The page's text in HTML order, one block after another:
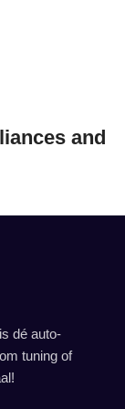
and
dé auto-
tuning of